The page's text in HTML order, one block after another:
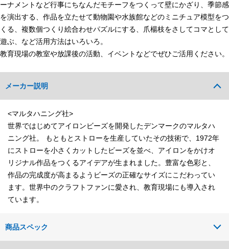
ーナメントなど行事にちなんだモチーフをつくって壁にかざり、季節感
を演出する、作品を立たせて動物園や水族館などのミニチュア模型をつ
くる、複数個つくり絵合わせパズルにする、爪楊枝をさしてコマとして
遊ぶ、など活用方法はいろいろ。
教育現場の教室や放課後の活動、イベントなどでぜひご活用ください。
メーカー説明
<マルタハニング社>
世界ではじめてアイロンビーズを開発したデンマークのマルタハ
ニング社。 もともとストローを生産していたその技術で、1972年
にストローを小さくカットしたビーズを並べ、アイロンをかけオ
リジナル作品をつくるアイデアが生まれました。豊富な色彩と、
作品の完成度が高まるようビーズの正確なサイズにこだわってい
ます。世界中のクラフトファンに愛され、教育現場にも導入され
ています。
商品スペック